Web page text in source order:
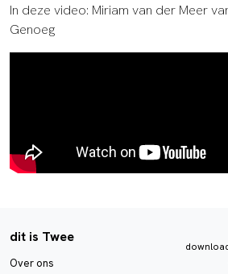
In deze video: Miriam van der Meer
Genoeg
dit is Twee
Over ons